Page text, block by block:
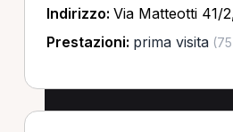
Indirizzo: Via Matteotti 41/
Prestazioni: prima visita(75